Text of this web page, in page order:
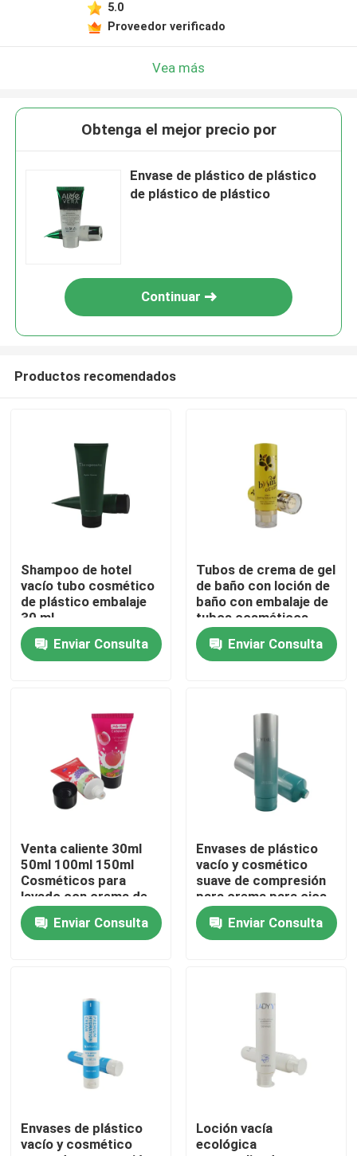
Sobre nosotros
Recorrido por la fábrica
Control de calidad
Solicitar una cita
Tubo cosmético
tubo cosmético vacío
5.0
Proveedor verificado
Vea más
Obtenga el mejor precio por
Envase de plástico de plástico
de plástico de plástico
Continuar
Productos recomendados
Shampoo de hotel
vacío tubo cosmético
de plástico embalaje
30 ml
Enviar Consulta
Tubos de crema de gel
de baño con loción de
baño con embalaje de
tubos cosméticos
ecológicos
personalizados con
tapa de tapa
Enviar Consulta
Venta caliente 30ml
50ml 100ml 150ml
Cosméticos para
lavado con crema de
lavado Tubo blando
para loción corporal
crema para manos
Enviar Consulta
Envases de plástico
vacío y cosmético
suave de compresión
para crema para ojos
Enviar Consulta
Envases de plástico
vacío y cosmético
Loción vacía
ecológica